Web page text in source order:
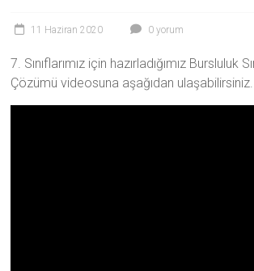
11 Haziran 2020 0 yorum
7. Sınıflarımız için hazırladığımız Bursluluk
Çözümü videosuna aşağıdan ulaşabilirsiniz.